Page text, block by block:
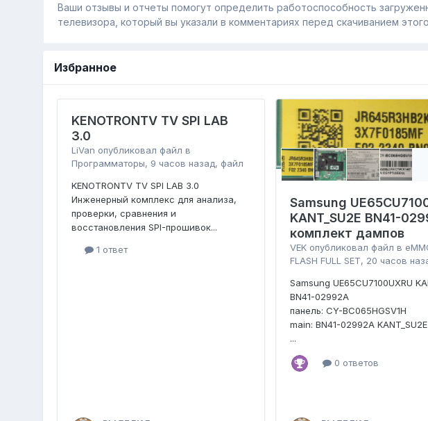
Ваши отзывы и отчеты помогут определить работоспособность
телевизора, который вы указали в комментариях перед скачиванием
Избранное
KENOTRONTV TV SPI LAB
3.0
LiVan опубликовал файл в
Программаторы, 9 часов назад, файл
KENOTRONTV TV SPI LAB 3.0
Инженерный комплекс для анализа,
проверки, сравнения и
восстановления SPI-прошивок...
1 ответ
Samsung
KANT_SU2E BN41-
комплект дампов
VEK опубликовал файл в
FLASH FULL SET, 20 часов
Samsung UE65CU7100UXRU
BN41-02992A
панель: CY-BC065HGSV1H
main: BN41-02992A KANT_SU2E
...
0 ответов